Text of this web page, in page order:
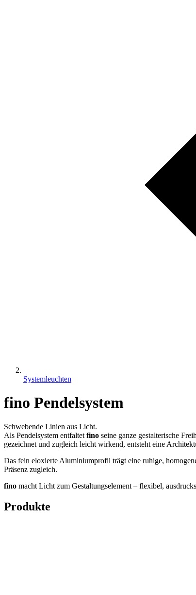
Systemleuchten
fino Pendelsystem
Schwebende Linien aus Licht.
Als Pendelsystem entfaltet fino seine ganze gestalterische
gezeichnet und zugleich leicht wirkend, entsteht eine
Das fein eloxierte Aluminiumprofil trägt eine ruhige,
Präsenz zugleich.
fino macht Licht zum Gestaltungselement – flexibel,
Produkte